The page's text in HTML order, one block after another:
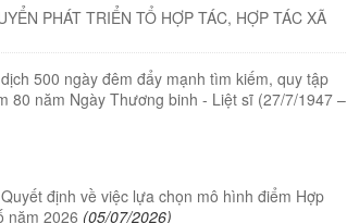
PHÁT TRIỂN TỔ HỢP TÁC, HỢP TÁC XÃ
500 ngày đêm đẩy mạnh tìm kiếm, quy tập
80 năm Ngày Thương binh - Liệt sĩ (27/7/1947 –
định về việc lựa chọn mô hình điểm Hợp
năm 2026 (05/07/2026)